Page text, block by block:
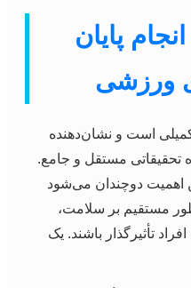
پایان
ورزشی
است و نشان‌دهنده
تحقیقاتی مستقل و جامع.
اهمیت دوچندان می‌شود
طور مستقیم بر سلامت،
تأثیرگذار باشند. یک